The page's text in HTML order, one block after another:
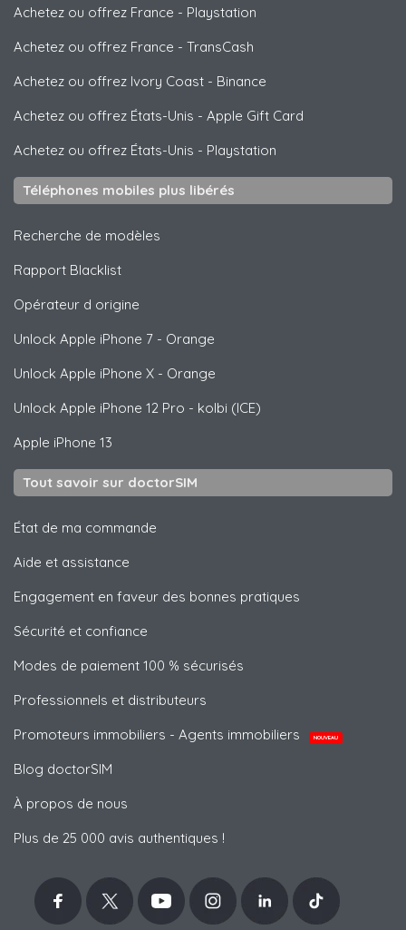
Achetez ou offrez France - Playstation
Achetez ou offrez France - TransCash
Achetez ou offrez Ivory Coast - Binance
Achetez ou offrez États-Unis - Apple Gift Card
Achetez ou offrez États-Unis - Playstation
Téléphones mobiles plus libérés
Recherche de modèles
Rapport Blacklist
Opérateur d origine
Unlock Apple iPhone 7 - Orange
Unlock Apple iPhone X - Orange
Unlock Apple iPhone 12 Pro - kolbi (ICE)
Apple iPhone 13
Tout savoir sur doctorSIM
État de ma commande
Aide et assistance
Engagement en faveur des bonnes pratiques
Sécurité et confiance
Modes de paiement 100 % sécurisés
Professionnels et distributeurs
Promoteurs immobiliers - Agents immobiliers
NOUVEAU
Blog doctorSIM
À propos de nous
Plus de 25 000 avis authentiques !